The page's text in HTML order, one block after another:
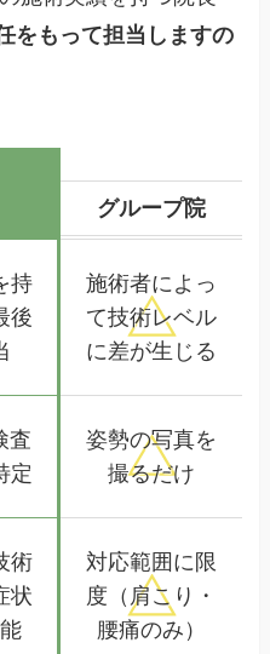
をもって担当しますの
グループ院
持
後
施術者によっ
て技術レベル
に差が生じる
査
定
姿勢の写真を
撮るだけ
術
状
対応範囲に限
度 （肩こり・
腰痛のみ）